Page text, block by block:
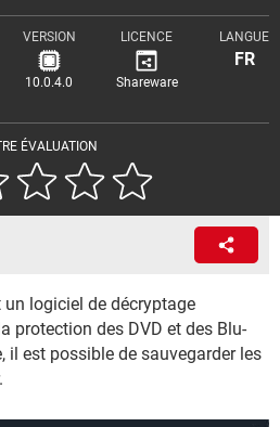
ÉVALUATION
VERSION
10.0.4.0
LICENCE
Shareware
LANGUE
FR
un logiciel de décryptage
protection des DVD et des Blu-
il est possible de sauvegarder les